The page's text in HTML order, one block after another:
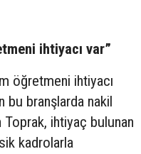
ihtiyacı var”
öğretmeni ihtiyacı
bu branşlarda nakil
Toprak, ihtiyaç bulunan
kadrolarla